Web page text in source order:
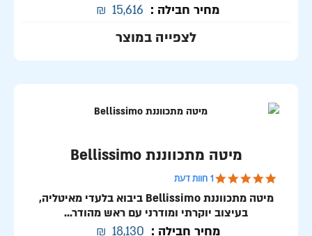
מחיר חבילה : 15,616
₪
לצפייה במוצר
מיטה מתכווננת Bellissimo
5.0 star rating1 חוות דעת
מיטה מתכווננת Bellissimo ביבוא בלעדי מאיטליה,
בעיצוב יוקרתי ומודרני עם ראש מהודר...
מחיר חבילה : 18,130
₪